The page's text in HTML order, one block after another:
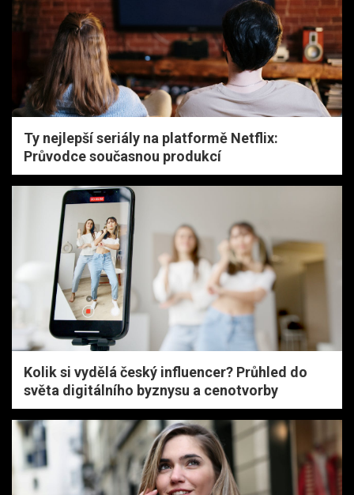
Ty nejlepší seriály na platformě Netflix:
Průvodce současnou produkcí
Kolik si vydělá český influencer? Průhled do
světa digitálního byznysu a cenotvorby